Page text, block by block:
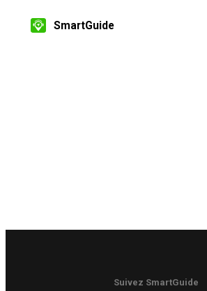
SmartGuide
Suivez SmartGuide